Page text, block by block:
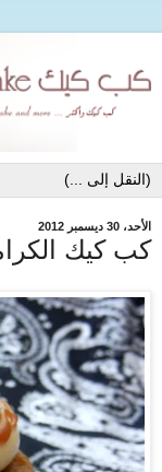
الأحد، 30 ديسمبر 2012
كب كيك